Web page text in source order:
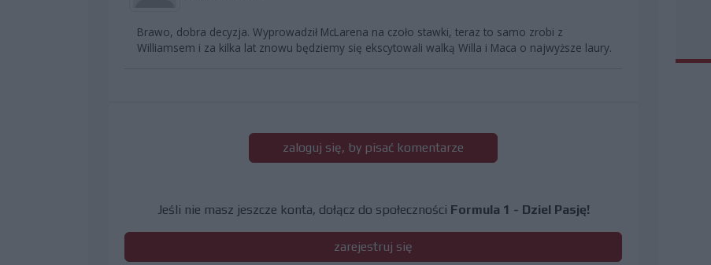
Brawo, dobra decyzja. Wyprowadził McLarena na czoło stawki, teraz to samo zrobi z
Williamsem i za kilka lat znowu będziemy się ekscytowali walką Willa i Maca o najwyższe laury.
zaloguj się, by pisać komentarze
Jeśli nie masz jeszcze konta, dołącz do społeczności Formula 1 - Dziel Pasję!
zarejestruj się